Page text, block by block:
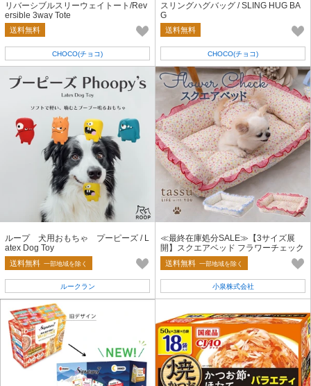
リバーシブルスリーウェイトート/Rev
ersible 3way Tote
送料無料
CHOCO(チョコ)
スリングハグバッグ / SLING HUG BA
G
送料無料
CHOCO(チョコ)
ループ 犬用おもちゃ プーピーズ / L
atex Dog Toy
送料無料 一部地域を除く
ルークラン
≪最終在庫処分SALE≫【3サイズ展
開】スクエアベッド フラワーチェック
ペットベッド tassu タッス
送料無料 一部地域を除く
小泉株式会社